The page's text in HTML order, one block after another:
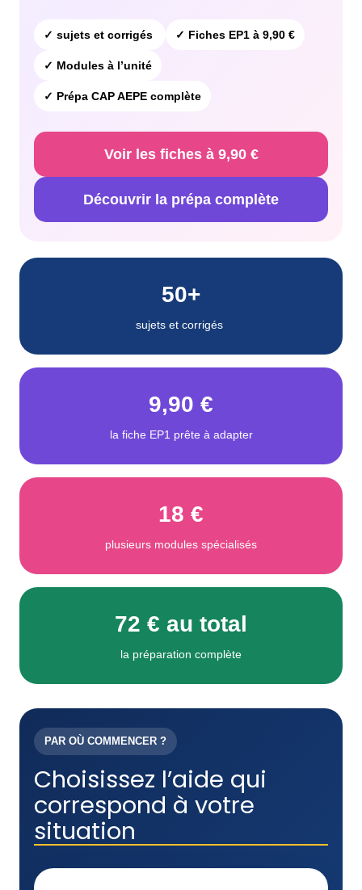
✓ sujets et corrigés ✓ Fiches EP1 à 9,90 €
✓ Modules à l’unité
✓ Prépa CAP AEPE complète
Voir les fiches à 9,90 €
Découvrir la prépa complète
50+
sujets et corrigés
9,90 €
la fiche EP1 prête à adapter
18 €
plusieurs modules spécialisés
72 € au total
la préparation complète
PAR OÙ COMMENCER ?
Choisissez l’aide qui
correspond à votre
situation